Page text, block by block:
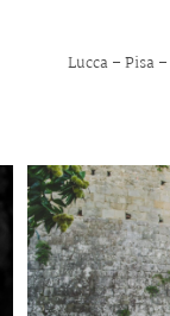
Lucca–Pisa–